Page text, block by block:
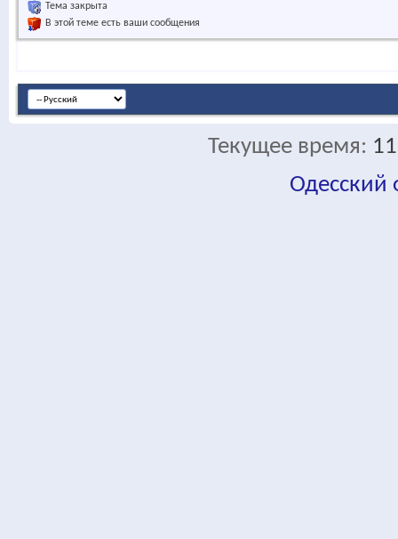
Тема закрыта
В этой теме есть ваши сообщения
Текущее время:
Одесский